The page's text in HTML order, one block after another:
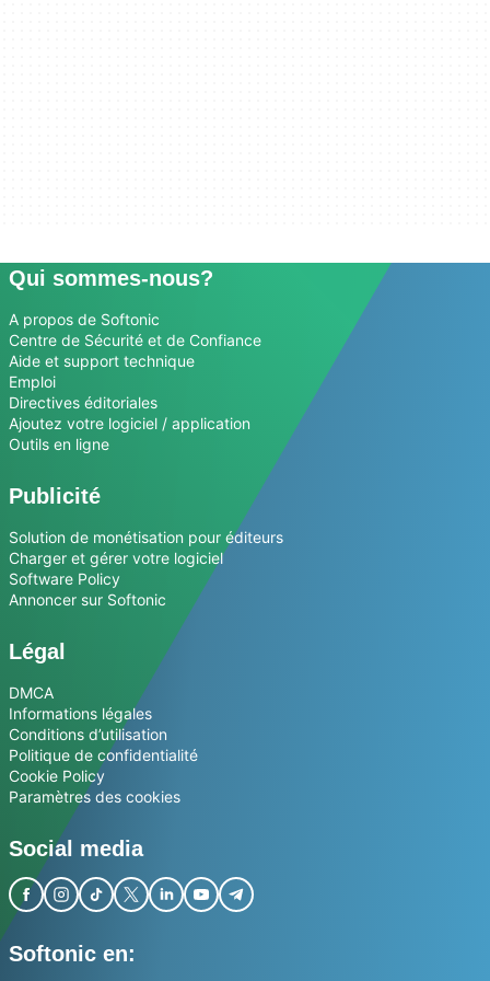
Qui sommes-nous?
A propos de Softonic
Centre de Sécurité et de Confiance
Aide et support technique
Emploi
Directives éditoriales
Ajoutez votre logiciel / application
Outils en ligne
Publicité
Solution de monétisation pour éditeurs
Charger et gérer votre logiciel
Software Policy
Annoncer sur Softonic
Légal
DMCA
Informations légales
Conditions d’utilisation
Politique de confidentialité
Cookie Policy
Paramètres des cookies
Social media
Softonic en: